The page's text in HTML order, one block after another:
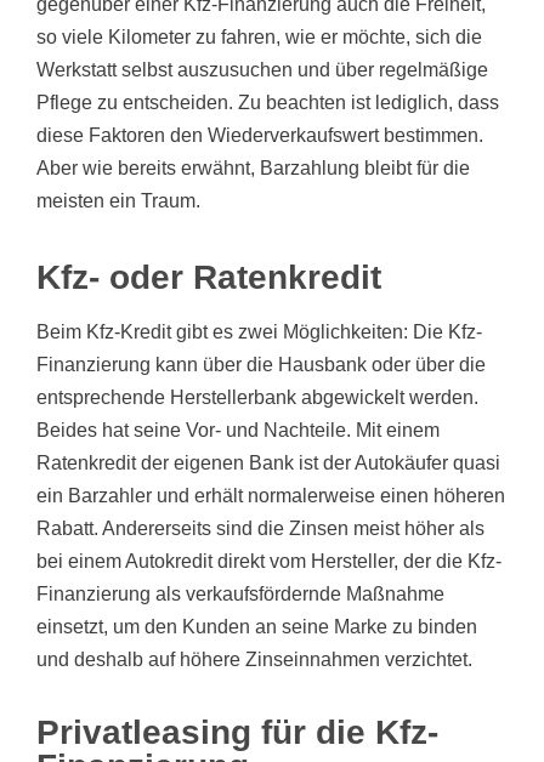
gegenüber einer Kfz-Finanzierung auch die Freiheit,
so viele Kilometer zu fahren, wie er möchte, sich die
Werkstatt selbst auszusuchen und über regelmäßige
Pflege zu entscheiden. Zu beachten ist lediglich, dass
diese Faktoren den Wiederverkaufswert bestimmen.
Aber wie bereits erwähnt, Barzahlung bleibt für die
meisten ein Traum.
Kfz- oder Ratenkredit
Beim Kfz-Kredit gibt es zwei Möglichkeiten: Die Kfz-
Finanzierung kann über die Hausbank oder über die
entsprechende Herstellerbank abgewickelt werden.
Beides hat seine Vor- und Nachteile. Mit einem
Ratenkredit der eigenen Bank ist der Autokäufer quasi
ein Barzahler und erhält normalerweise einen höheren
Rabatt. Andererseits sind die Zinsen meist höher als
bei einem Autokredit direkt vom Hersteller, der die Kfz-
Finanzierung als verkaufsfördernde Maßnahme
einsetzt, um den Kunden an seine Marke zu binden
und deshalb auf höhere Zinseinnahmen verzichtet.
Privatleasing für die Kfz-